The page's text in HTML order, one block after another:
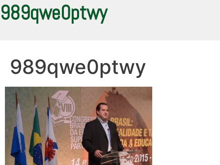
989qwe0ptwy
989qwe0ptwy